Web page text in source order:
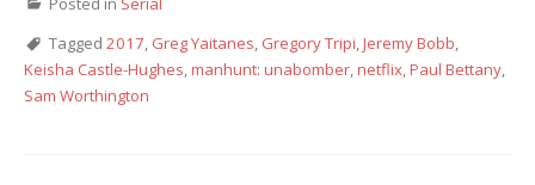
Tagged 2017, Greg Yaitanes, Gregory Tripi,Jeremy Bobb,
Keisha Castle-Hughes,manhunt: unabomber,netflix,Paul Bettany,
Sam Worthington